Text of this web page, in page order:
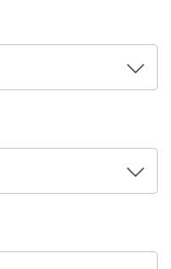
legislativas
na CLDF podem